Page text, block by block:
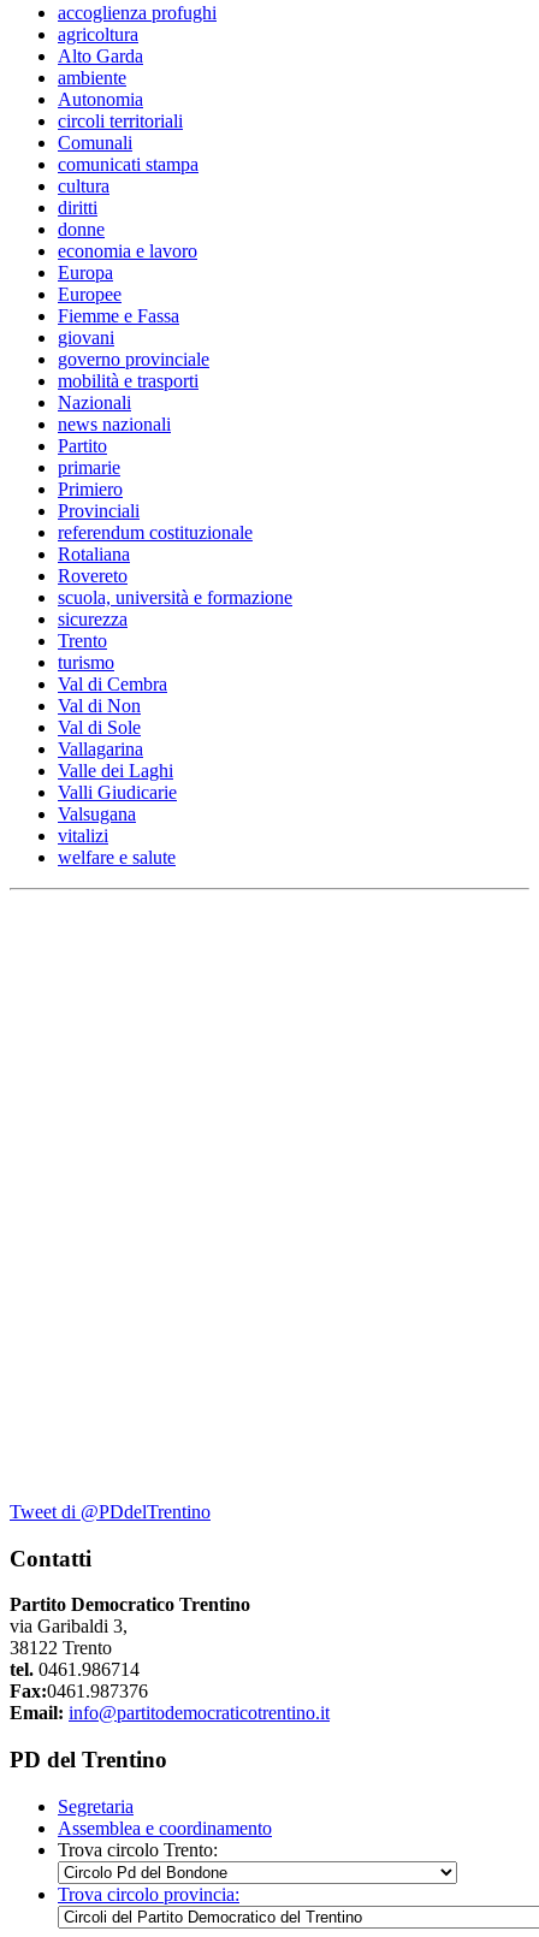
accoglienza profughi
agricoltura
Alto Garda
ambiente
Autonomia
circoli territoriali
Comunali
comunicati stampa
cultura
diritti
donne
economia e lavoro
Europa
Europee
Fiemme e Fassa
giovani
governo provinciale
mobilità e trasporti
Nazionali
news nazionali
Partito
primarie
Primiero
Provinciali
referendum costituzionale
Rotaliana
Rovereto
scuola, università e formazione
sicurezza
Trento
turismo
Val di Cembra
Val di Non
Val di Sole
Vallagarina
Valle dei Laghi
Valli Giudicarie
Valsugana
vitalizi
welfare e salute
Tweet di @PDdelTrentino
Contatti
Partito Democratico Trentino
via Garibaldi 3,
38122 Trento
tel. 0461.986714
Fax:0461.987376
Email: info@partitodemocraticotrentino.it
PD del Trentino
Segretaria
Assemblea e coordinamento
Trova circolo Trento:
Trova circolo provincia: